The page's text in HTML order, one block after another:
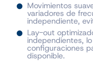
Movimientos
variadores de
independiente,
Lay-out
independientes,
configuraciones
disponible.